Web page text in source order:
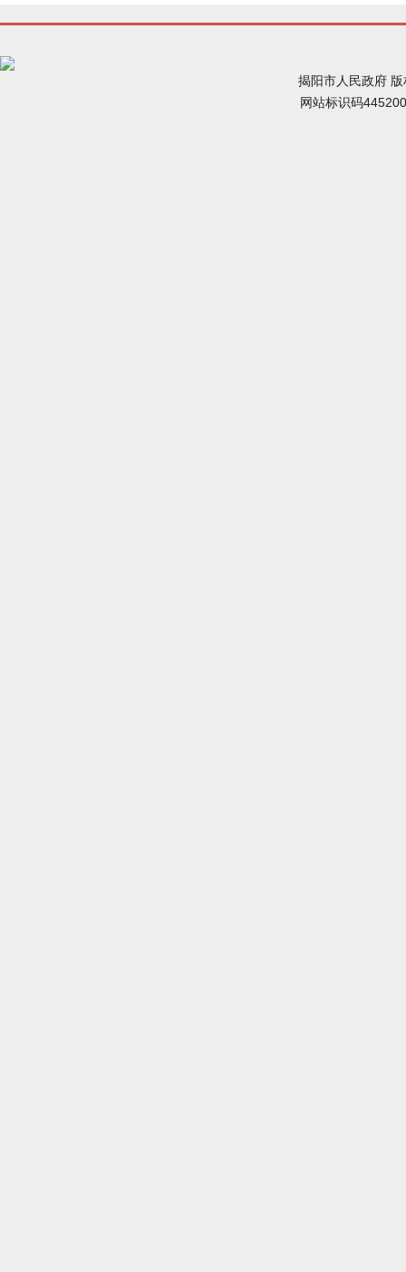
揭阳市人民政府
网站标识码